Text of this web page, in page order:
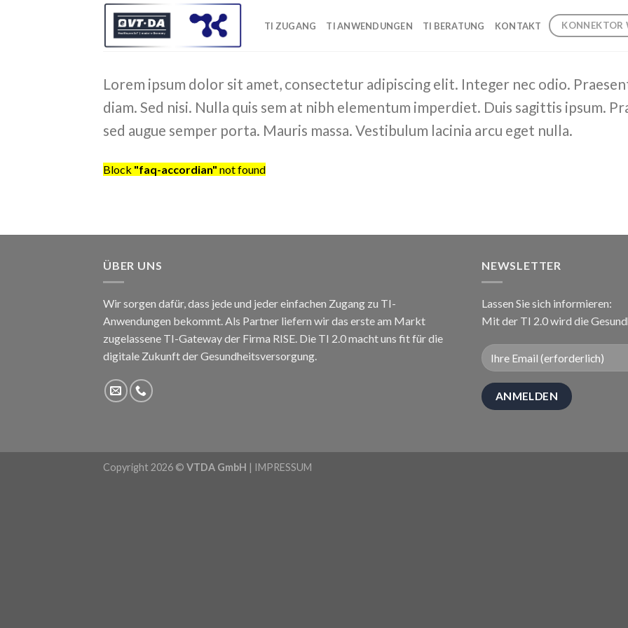
TI ZUGANG TI ANWENDUNGEN TI BERATUNG KONTAKT KONNEKTOR
Lorem ipsum dolor sit amet, consectetur adipiscing elit. Integer nec odio.
diam. Sed nisi. Nulla quis sem at nibh elementum imperdiet. Duis sagittis ipsum.
sed augue semper porta. Mauris massa. Vestibulum lacinia arcu eget nulla.
Block "faq-accordian" not found
ÜBER UNS
Wir sorgen dafür, dass jede und jeder einfachen Zugang zu TI-
Anwendungen bekommt. Als Partner liefern wir das erste am Markt
zugelassene TI-Gateway der Firma RISE. Die TI 2.0 macht uns fit für die
digitale Zukunft der Gesundheitsversorgung.
NEWSLETTER
Lassen Sie sich informieren:
Mit der TI 2.0 wird die
Copyright 2026 © VTDA GmbH | IMPRESSUM